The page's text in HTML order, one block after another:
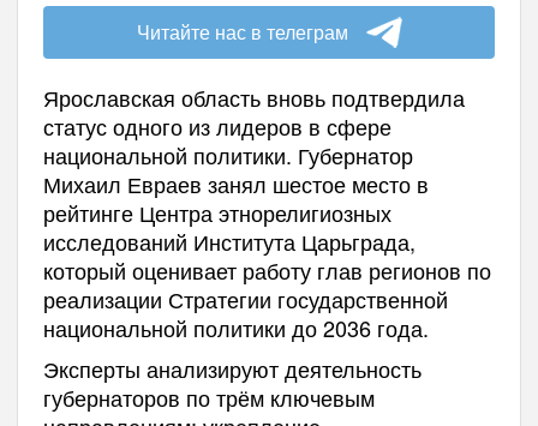
Читайте нас в телеграм
Ярославская область вновь подтвердила
статус одного из лидеров в сфере
национальной политики. Губернатор
Михаил Евраев занял шестое место в
рейтинге Центра этнорелигиозных
исследований Института Царьграда,
который оценивает работу глав регионов по
реализации Стратегии государственной
национальной политики до 2036 года.
Эксперты анализируют деятельность
губернаторов по трём ключевым